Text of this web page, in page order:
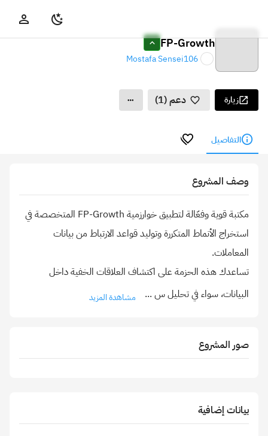
FP-Growth
Mostafa Sensei106
زيارة دعم (1)
التفاصيل
وصف المشروع
مكتبة قوية وفعّالة لتطبيق خوارزمية FP-Growth المتخصصة في
استخراج الأنماط المتكررة وتوليد قواعد الارتباط من بيانات
تساعدك هذه الحزمة على اكتشاف العلاقات الخفية داخل
البيانات، سواء في تحليل س ... مشاهدة المزيد
صور المشروع
بيانات إضافية